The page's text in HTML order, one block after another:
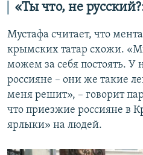
«Ты что, не
Мустафа считает, что
крымских татар схожи.
можем за себя постоять. У
россияне – они же такие
меня решит», – говорит
что приезжие россияне в
ярлыки» на людей.